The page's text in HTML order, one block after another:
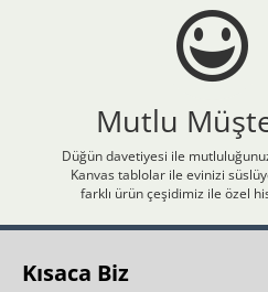
Mutlu
Düğün davetiyesi ile
Kanvas tablolar ile evinizi
farklı ürün çeşidimiz ile özel
Kısaca Biz